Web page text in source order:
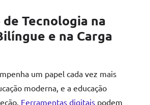
Tecnologia na
e na Carga
um papel cada vez mais
moderna, e a educação
Ferramentas digitais podem